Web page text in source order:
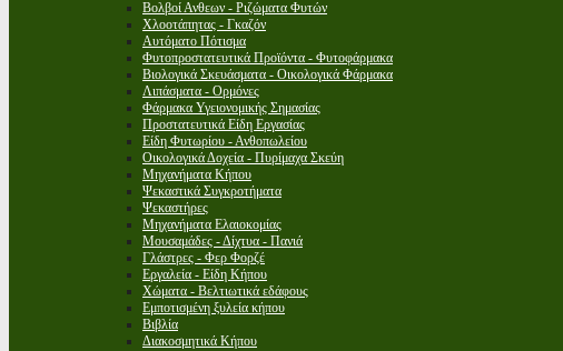
Βολβοί Ανθεων - Ριζώματα Φυτών
Χλοοτάπητας - Γκαζόν
Αυτόματο Πότισμα
Φυτοπροστατευτικά Προϊόντα - Φυτοφάρμακα
Βιολογικά Σκευάσματα - Οικολογικά Φάρμακα
Λιπάσματα - Ορμόνες
Φάρμακα Υγειονομικής Σημασίας
Προστατευτικά Είδη Εργασίας
Είδη Φυτωρίου - Ανθοπωλείου
Οικολογικά Δοχεία - Πυρίμαχα Σκεύη
Μηχανήματα Κήπου
Ψεκαστικά Συγκροτήματα
Ψεκαστήρες
Μηχανήματα Ελαιοκομίας
Μουσαμάδες - Δίχτυα - Πανιά
Γλάστρες - Φερ Φορζέ
Εργαλεία - Είδη Κήπου
Χώματα - Βελτιωτικά εδάφους
Εμποτισμένη ξυλεία κήπου
Βιβλία
Διακοσμητικά Κήπου